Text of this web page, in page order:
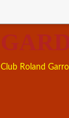
Club Roland